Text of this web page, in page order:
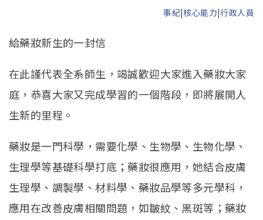
活動集錦
下載專區
招生資訊
事紀|核心能力|行政人員
給藥妝新生的一封信
在此謹代表全系師生，竭誠歡迎大家進入藥妝大家
庭，恭喜大家又完成學習的一個階段，即將展開人
生新的里程。
藥妝是一門科學，需要化學、生物學、生物化學、
生理學等基礎科學打底；藥妝很應用，她結合皮膚
生理學、調製學、材料學、藥妝品學等多元學科，
應用在改善皮膚相關問題，如皺紋、黑斑等；藥妝